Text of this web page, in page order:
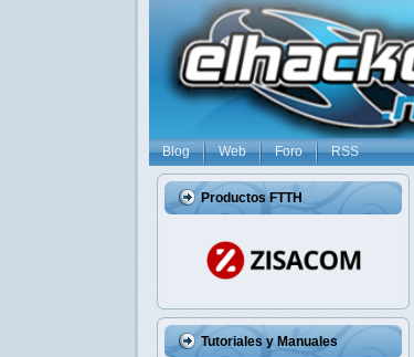
Blog Web Foro RSS
Productos FTTH
Tutoriales y Manuales